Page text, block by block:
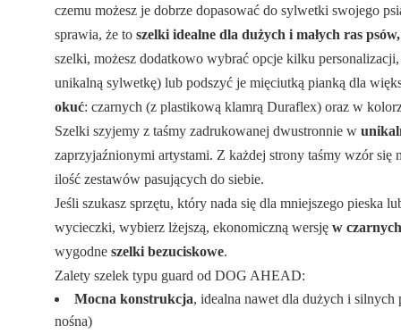
czemu możesz je dobrze dopasować do sylwetki swojego
sprawia, że toszelki idealne dla dużych i małych ras
szelki, możesz dodatkowo wybrać opcje kilku
unikalną sylwetkę) lub podszyć je mięciutką pianką dla
okuć: czarnych (z plastikową klamrą Duraflex) oraz w
Szelki szyjemy z taśmy zadrukowanej dwustronnie w
zaprzyjaźnionymi artystami. Z każdej strony taśmy wzór
ilość zestawów pasujących do siebie.
Jeśli szukasz sprzętu, który nada się dla mniejszego pieska
wycieczki, wybierz lżejszą, ekonomiczną wersjęw
wygodneszelki bezuciskowe.
Zalety szelek typu guard od DOG AHEAD:
Mocna konstrukcja, idealna nawet dla dużych i
nośna)